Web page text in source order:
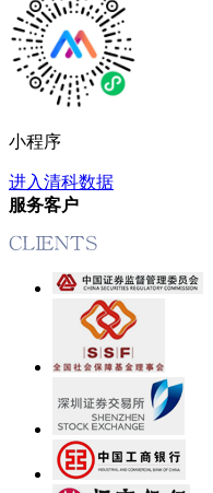
小程序
进入清科数据
服务客户